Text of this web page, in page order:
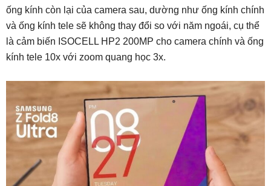
ống kính còn lại của camera sau, dường như ống kính chính
và ống kính tele sẽ không thay đổi so với năm ngoái, cụ thể
là cảm biến ISOCELL HP2 200MP cho camera chính và ống
kính tele 10x với zoom quang học 3x.